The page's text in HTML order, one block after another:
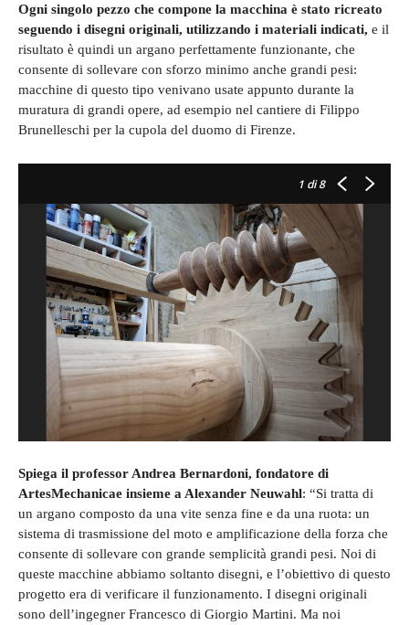
Ogni singolo pezzo che compone la macchina è stato ricreato
seguendo i disegni originali, utilizzando i materiali indicati, e il
risultato è quindi un argano perfettamente funzionante, che
consente di sollevare con sforzo minimo anche grandi pesi:
macchine di questo tipo venivano usate appunto durante la
muratura di grandi opere, ad esempio nel cantiere di Filippo
Brunelleschi per la cupola del duomo di Firenze.
1 di 8
Spiega il professor Andrea Bernardoni, fondatore di
ArtesMechanicae insieme a Alexander Neuwahl: “Si tratta di
un argano composto da una vite senza fine e da una ruota: un
sistema di trasmissione del moto e amplificazione della forza che
consente di sollevare con grande semplicità grandi pesi. Noi di
queste macchine abbiamo soltanto disegni, e l’obiettivo di questo
progetto era di verificare il funzionamento. I disegni originali
sono dell’ingegner Francesco di Giorgio Martini. Ma noi